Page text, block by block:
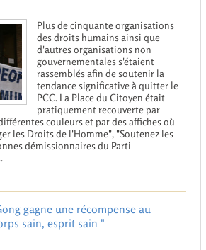
Plus de cinquante organisations
des droits humains ainsi que
d'autres organisations non
gouvernementales s'étaient
rassemblés afin de soutenir la
tendance significative à quitter le
PCC. La Place du Citoyen était
pratiquement recouverte par
couleurs et par des affiches où
les Droits de l'Homme", "Soutenez les
démissionnaires du Parti
gagne une récompense au
sain, esprit sain "